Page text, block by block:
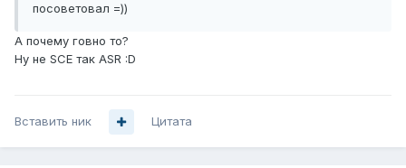
посоветовал =))
А почему говно то?
Ну не SCE так ASR :D
Вставить ник Цитата